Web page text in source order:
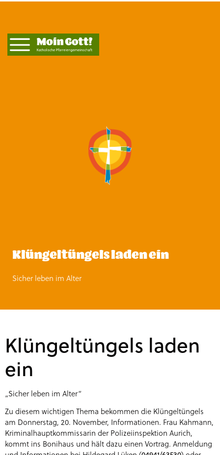
Klüngeltüngels laden ein
Sicher leben im Alter
Klüngeltüngels laden
ein
„Sicher leben im Alter“
Zu diesem wichtigen Thema bekommen die Klüngeltüngels
am Donnerstag, 20. November, Informationen. Frau Kahmann,
Kriminalhauptkommissarin der Polizeiinspektion Aurich,
kommt ins Bonihaus und hält dazu einen Vortrag. Anmeldung